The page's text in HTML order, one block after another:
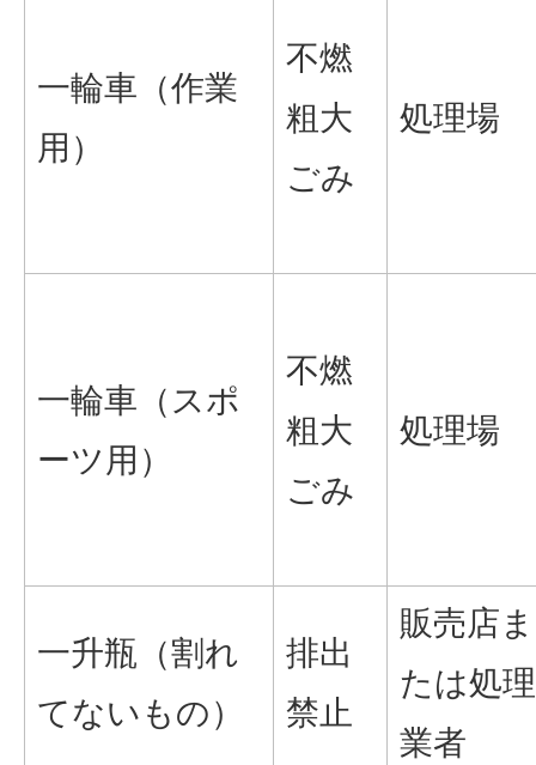
一輪車（作業
用）
不燃
粗大
ごみ
処理場
一輪車（スポ
ーツ用）
不燃
粗大
ごみ
処理場
一升瓶（割れ
てないもの）
排出
禁止
販売店ま
たは処理
業者